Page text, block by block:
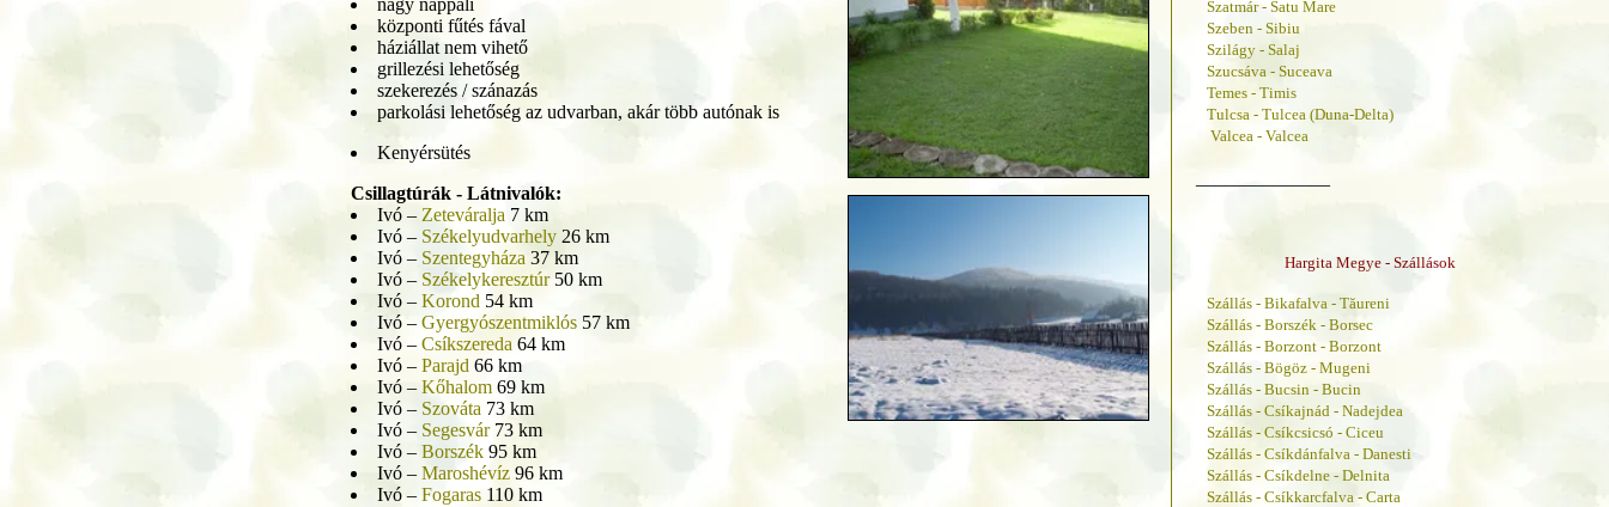
nagy nappali
központi fűtés fával
háziállat nem vihető
grillezési lehetőség
szekerezés / szánazás
parkolási lehetőség az udvarban, akár több autónak is
Kenyérsütés
Csillagtúrák - Látnivalók:
Ivó – Zeteváralja 7 km
Ivó – Székelyudvarhely 26 km
Ivó – Szentegyháza 37 km
Ivó – Székelykeresztúr50 km
Ivó – Korond 54 km
Ivó – Gyergyószentmiklós 57 km
Ivó –Csíkszereda 64 km
Ivó – Parajd 66 km
Ivó –Kőhalom 69 km
Ivó – Szováta 73 km
Ivó – Segesvár73 km
Ivó – Borszék 95 km
Ivó – Maroshévíz 96 km
Ivó – Fogaras 110 km
Szatmár - Satu Mare
Szeben - Sibiu
Szilágy - Salaj
Szucsáva - Suceava
Temes - Timis
Tulcsa - Tulcea (Duna-Delta)
Valcea - Valcea
Hargita Megye - Szállások
Szállás - Bikafalva - Tăureni
Szállás - Borszék - Borsec
Szállás - Borzont - Borzont
Szállás - Bögöz - Mugeni
Szállás - Bucsin - Bucin
Szállás - Csíkajnád - Nadejdea
Szállás - Csíkcsicsó - Ciceu
Szállás - Csíkdánfalva - Danesti
Szállás - Csíkdelne - Delnita
Szállás - Csíkkarcfalva - Carta